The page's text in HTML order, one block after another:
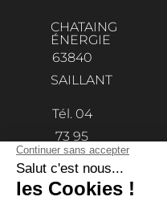
CHATAING
ÉNERGIE
63840
SAILLANT
Tél. 04
73 95
98 11
contact@chataing-